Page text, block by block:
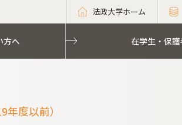
法政大学ホーム
方へ 在学生・保
度以前）